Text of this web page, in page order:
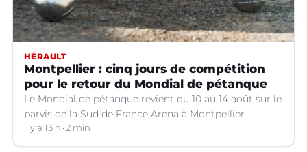
HÉRAULT
Montpellier : cinq jours de compétition
pour le retour du Mondial de pétanque
Le Mondial de pétanque revient du 10 au 14 août sur le
parvis de la Sud de France Arena à Montpellier
(Hérault).
il y a 13 h 2 min